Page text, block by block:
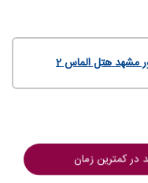
مشهد هتل الماس 2
در کمترین زمان